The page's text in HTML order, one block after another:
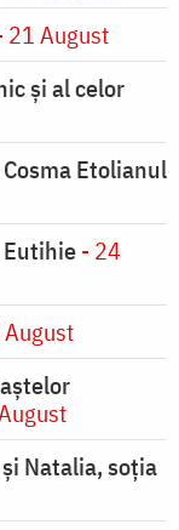
21 August
şi al celor
Etolianul
- 24
Natalia, soţia